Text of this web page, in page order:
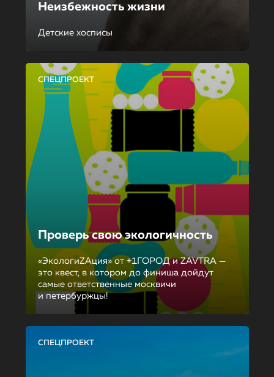
Неизбежность жизни
Детские хосписы
СПЕЦПРОЕКТ
Проверь свою экологичность
«ЭкологиZAция» от +1ГОРОД и ZAVTRA —
это квест, в котором до финиша дойдут
самые ответственные москвичи
и петербуржцы!
СПЕЦПРОЕКТ